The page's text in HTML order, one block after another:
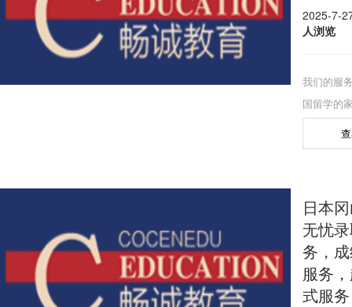
2025-7-
人浏览
我们的服
国留学的
的高校招
家庭不同
日本
无忧
务，
服务
式服务